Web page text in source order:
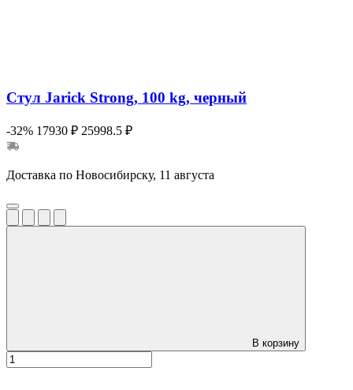
Стул Jarick Strong, 100 kg, черный
-32% 17930 ₽ 25998.5 ₽
Доставка по Новосибирску, 11 августа
В корзину